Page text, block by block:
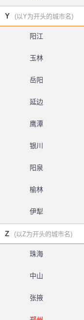
Y (以Y为开头的城市名)
阳江
玉林
岳阳
延边
鹰潭
银川
阳泉
榆林
伊犁
Z (以Z为开头的城市名)
珠海
中山
张掖